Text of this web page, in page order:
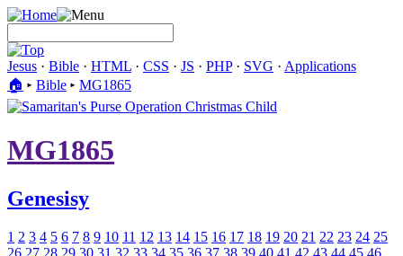
Jesus · Bible · HTML · CSS · JS · PHP· SVG · Applications
🏠︎ ▸ Bible ▸ MG1865
MG1865
Genesisy
1 2 3 4 5 6 7 8 9 10 11 12 13 14 15 16 17 18 19 20 21 22 23 24 25
26 27 28 29 30 31 32 33 34 35 36 37 38 39 40 41 42 43 44 45 46